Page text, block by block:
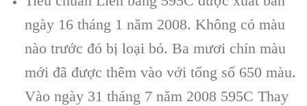
ngày 16 tháng 1 năm 2008. Không có màu
nào trước đó bị loại bỏ. Ba mươi chín màu
mới đã được thêm vào với tổng số 650 màu.
Vào ngày 31 tháng 7 năm 2008 595C Thay